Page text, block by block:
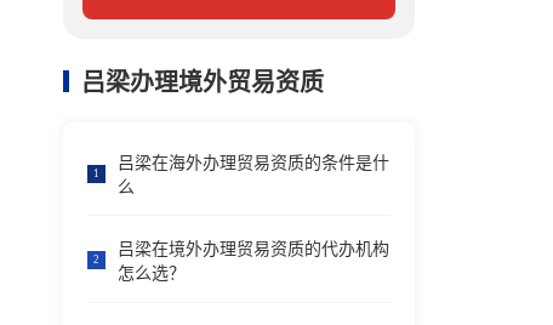
吕梁办理境外贸易资质
1
吕梁在海外办理贸易资质的条件是什
么
2
吕梁在境外办理贸易资质的代办机构
怎么选？